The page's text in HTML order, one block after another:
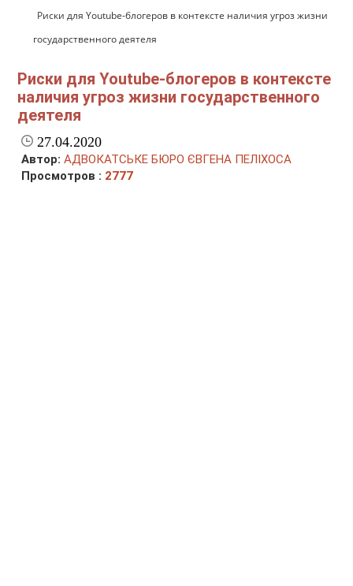
Риски для Youtube-блогеров в контексте наличия угроз жизни
государственного деятеля
Риски для Youtube-блогеров в контексте
наличия угроз жизни государственного
деятеля
27.04.2020
Автор: АДВОКАТСЬКЕ БЮРО ЄВГЕНА ПЕЛІХОСА
Просмотров : 2777